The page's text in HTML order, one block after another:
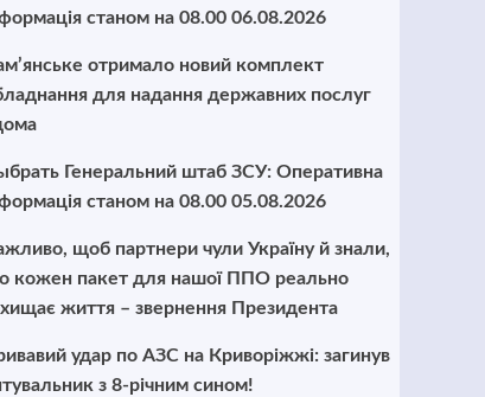
станом на 08.00 06.08.2026
отримало новий комплект
для надання державних послуг
Генеральний штаб ЗСУ: Оперативна
станом на 08.00 05.08.2026
щоб партнери чули Україну й знали,
кожен пакет для нашої ППО реально
життя – звернення Президента
удар по АЗС на Криворіжжі: загинув
з 8-річним сином!